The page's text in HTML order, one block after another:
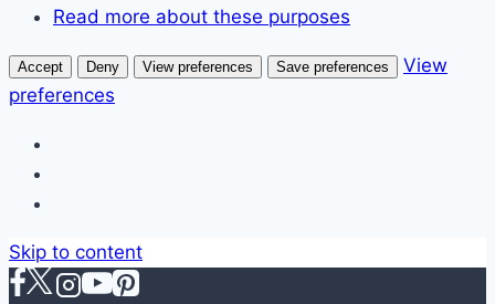
Read more about these purposes
Accept Deny View preferences Save preferences
View
preferences
Skip to content